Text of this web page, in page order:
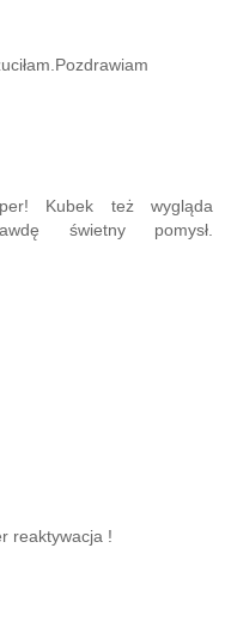
Kubek też wygląda
świetny pomysł.
reaktywacja !